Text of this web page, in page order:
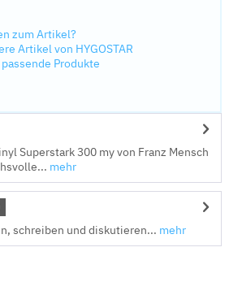
zum Artikel?
Artikel von HYGOSTAR
Produkte
Superstark 300 my von Franz Mensch
mehr
schreiben und diskutieren... mehr